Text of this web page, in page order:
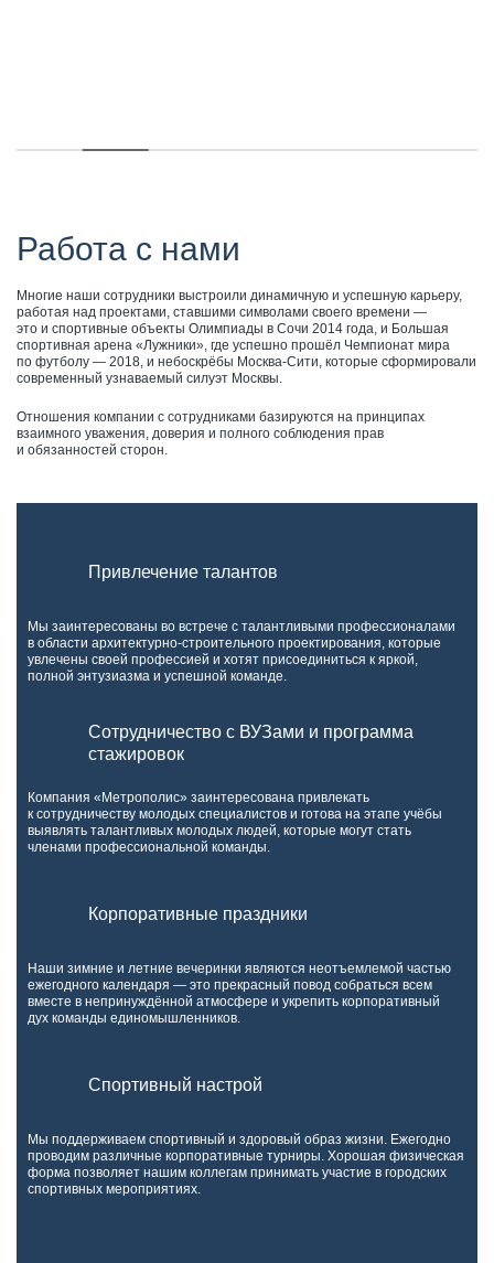
Работа с нами
Многие наши сотрудники выстроили динамичную и успешную карьеру,
работая над проектами, ставшими символами своего времени —
это и спортивные объекты Олимпиады в Сочи 2014 года, и Большая
спортивная арена «Лужники», где успешно прошёл Чемпионат мира
по футболу — 2018, и небоскрёбы Москва-Сити, которые сформировали
современный узнаваемый силуэт Москвы.
Отношения компании с сотрудниками базируются на принципах
взаимного уважения, доверия и полного соблюдения прав
и обязанностей сторон.
Привлечение талантов
Мы заинтересованы во встрече с талантливыми профессионалами
в области архитектурно-строительного проектирования, которые
увлечены своей профессией и хотят присоединиться к яркой,
полной энтузиазма и успешной команде.
Сотрудничество с ВУЗами и программа
стажировок
Компания «Метрополис» заинтересована привлекать
к сотрудничеству молодых специалистов и готова на этапе учёбы
выявлять талантливых молодых людей, которые могут стать
членами профессиональной команды.
Корпоративные праздники
Наши зимние и летние вечеринки являются неотъемлемой частью
ежегодного календаря — это прекрасный повод собраться всем
вместе в непринуждённой атмосфере и укрепить корпоративный
дух команды единомышленников.
Спортивный настрой
Мы поддерживаем спортивный и здоровый образ жизни. Ежегодно
проводим различные корпоративные турниры. Хорошая физическая
форма позволяет нашим коллегам принимать участие в городских
спортивных мероприятиях.